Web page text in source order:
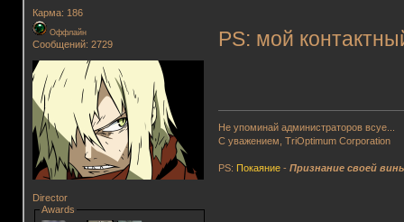
Карма: 186
Оффлайн
Сообщений: 2729
Director
Awards
PS: мой
Не упоминай администраторов всуе...
С уважением, TriOptimum Corporation
PS: Покаяние -Признание своей